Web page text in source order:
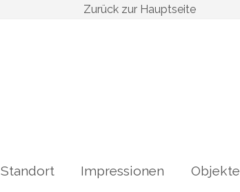
Zurück zur Hauptseite
Standort Impressionen Objekte